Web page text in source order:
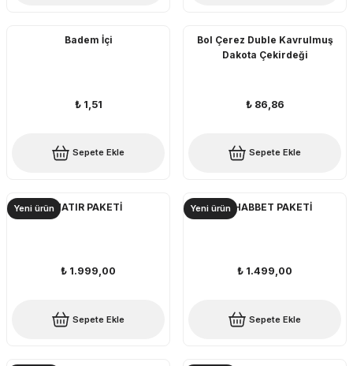
Badem İçi
₺ 1,51
Sepete Ekle
Bol Çerez Duble Kavrulmuş
Dakota Çekirdeği
₺ 86,86
Sepete Ekle
Yeni ürün HATIR PAKETİ
₺ 1.999,00
Sepete Ekle
Yeni ürünMUHABBET PAKETİ
₺ 1.499,00
Sepete Ekle